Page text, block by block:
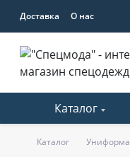
Доставка О нас
Каталог
Каталог Униформа